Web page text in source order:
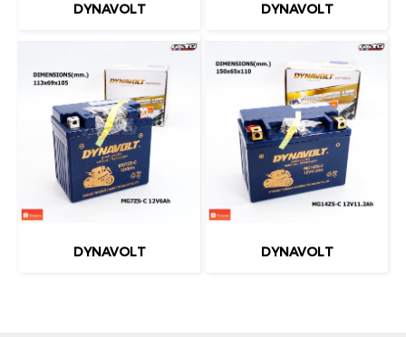
DYNAVOLT DYNAVOLT
DYNAVOLT DYNAVOLT